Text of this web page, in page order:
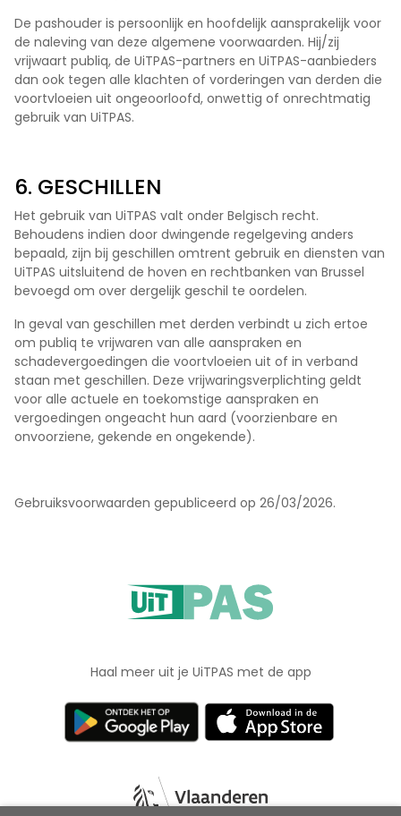
De pashouder is persoonlijk en hoofdelijk aansprakelijk voor
de naleving van deze algemene voorwaarden. Hij/zij
vrijwaart publiq, de UiTPAS-partners en UiTPAS-aanbieders
dan ook tegen alle klachten of vorderingen van derden die
voortvloeien uit ongeoorloofd, onwettig of onrechtmatig
gebruik van UiTPAS.
6. GESCHILLEN
Het gebruik van UiTPAS valt onder Belgisch recht.
Behoudens indien door dwingende regelgeving anders
bepaald, zijn bij geschillen omtrent gebruik en diensten van
UiTPAS uitsluitend de hoven en rechtbanken van Brussel
bevoegd om over dergelijk geschil te oordelen.
In geval van geschillen met derden verbindt u zich ertoe
om publiq te vrijwaren van alle aanspraken en
schadevergoedingen die voortvloeien uit of in verband
staan met geschillen. Deze vrijwaringsverplichting geldt
voor alle actuele en toekomstige aanspraken en
vergoedingen ongeacht hun aard (voorzienbare en
onvoorziene, gekende en ongekende).
Gebruiksvoorwaarden gepubliceerd op 26/03/2026.
Haal meer uit je UiTPAS met de app